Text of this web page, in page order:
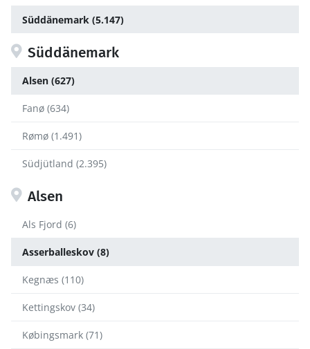
Süddänemark (5.147)
Süddänemark
Alsen (627)
Fanø (634)
Rømø (1.491)
Südjütland (2.395)
Alsen
Als Fjord (6)
Asserballeskov (8)
Kegnæs (110)
Kettingskov (34)
Købingsmark (71)